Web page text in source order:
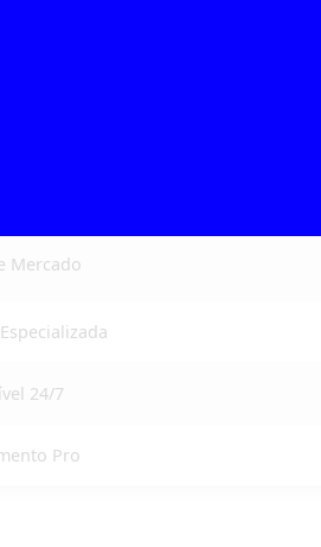
turnos de serviço.
Mercado
24/7
Pro